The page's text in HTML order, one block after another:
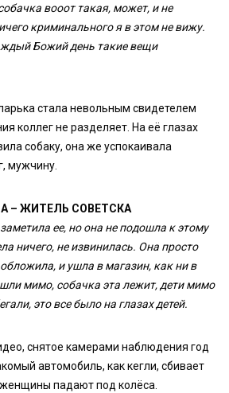
вооот такая, может, и не
криминального я в этом не вижу.
Божий день такие вещи
стала невольным свидетелем
коллег не разделяет. На её глазах
собаку, она же успокаивала
мужчину.
– ЖИТЕЛЬ СОВЕТСКА
ее, но она не подошла к этому
ничего, не извинилась. Она просто
и ушла в магазин, как ни в
мимо, собачка эта лежит, дети мимо
это все было на глазах детей.
снятое камерами наблюдения год
автомобиль, как кегли, сбивает
падают под колёса.